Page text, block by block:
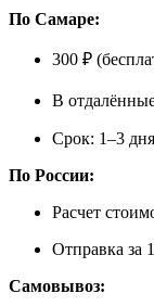
По Самаре:
300 ₽
В
Срок: 1–3 дня
По России:
Расчет
Отправка за
Самовывоз: